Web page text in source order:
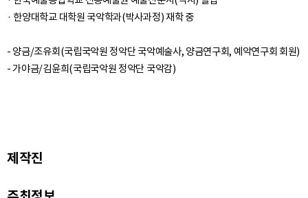
· 한양대학교 대학원 국악학과(박사과정) 재학 중
- 양금/조유회(국립국악원 정악단 국악예술사, 양금연구회, 예악연구회 회원)
제작진